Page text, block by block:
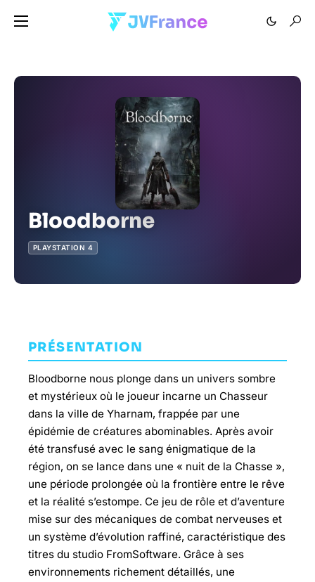
Bloodborne
PLAYSTATION 4
PRÉSENTATION
Bloodborne nous plonge dans un univers sombre
et mystérieux où le joueur incarne un Chasseur
dans la ville de Yharnam, frappée par une
épidémie de créatures abominables. Après avoir
été transfusé avec le sang énigmatique de la
région, on se lance dans une « nuit de la Chasse »,
une période prolongée où la frontière entre le rêve
et la réalité s’estompe. Ce jeu de rôle et d’aventure
mise sur des mécaniques de combat nerveuses et
un système d’évolution raffiné, caractéristique des
titres du studio FromSoftware. Grâce à ses
environnements richement détaillés, une